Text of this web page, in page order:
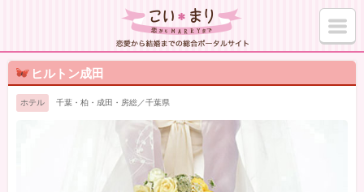
ヒルトン成田
ホテル 千葉・柏・成田・房総／千葉県